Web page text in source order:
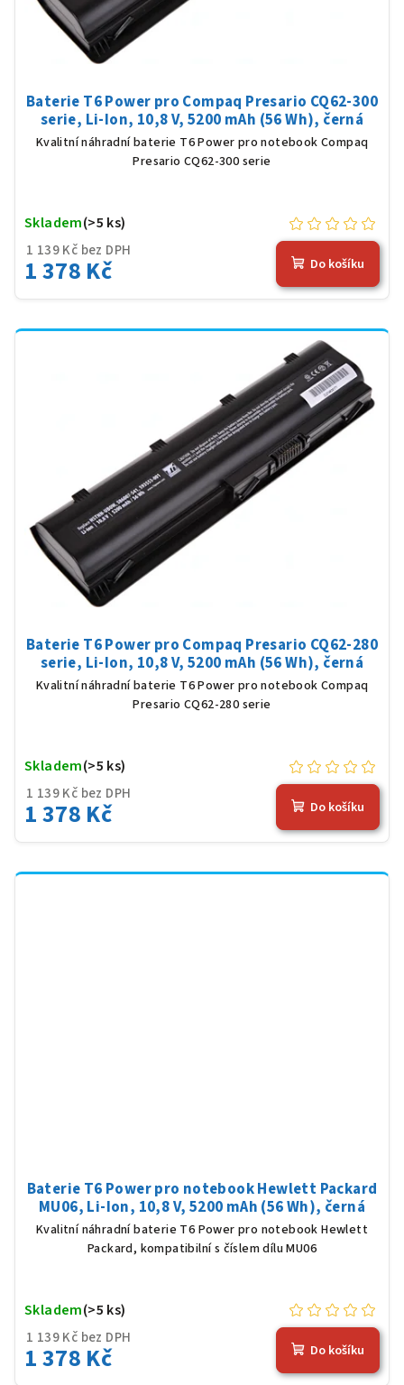
Baterie T6 Power pro Compaq Presario CQ62-300
serie, Li-Ion, 10,8 V, 5200 mAh (56 Wh), černá
Kvalitní náhradní baterie T6 Power pro notebook Compaq
Presario CQ62-300 serie
1 139 Kč bez DPH
1 378 Kč
Skladem(>5 ks)
Do košíku
Baterie T6 Power pro Compaq Presario CQ62-280
serie, Li-Ion, 10,8 V, 5200 mAh (56 Wh), černá
Kvalitní náhradní baterie T6 Power pro notebook Compaq
Presario CQ62-280 serie
1 139 Kč bez DPH
1 378 Kč
Skladem(>5 ks)
Do košíku
Baterie T6 Power pro notebook Hewlett Packard
MU06, Li-Ion, 10,8 V, 5200 mAh (56 Wh), černá
Kvalitní náhradní baterie T6 Power pro notebook Hewlett
Packard, kompatibilní s číslem dílu MU06
1 139 Kč bez DPH
1 378 Kč
Skladem(>5 ks)
Do košíku